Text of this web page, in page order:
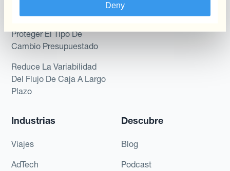
Deny
De Beneficio
Proteger El Tipo De
Cambio Presupuestado
Reduce La Variabilidad
Del Flujo De Caja A Largo
Plazo
Industrias
Viajes
AdTech
Descubre
Blog
Podcast